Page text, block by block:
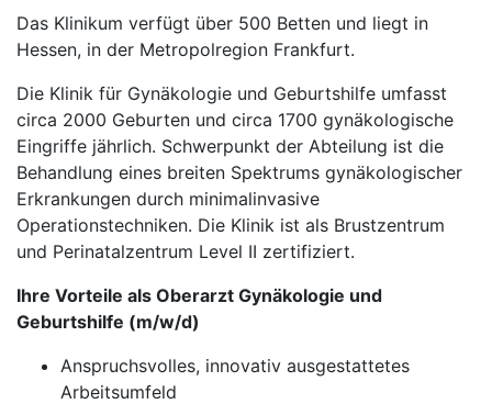
Das Klinikum verfügt über 500 Betten und liegt in
Hessen, in der Metropolregion Frankfurt.
Die Klinik für Gynäkologie und Geburtshilfe umfasst
circa 2000 Geburten und circa 1700 gynäkologische
Eingriffe jährlich. Schwerpunkt der Abteilung ist die
Behandlung eines breiten Spektrums gynäkologischer
Erkrankungen durch minimalinvasive
Operationstechniken. Die Klinik ist als Brustzentrum
und Perinatalzentrum Level II zertifiziert.
Ihre Vorteile als Oberarzt Gynäkologie und
Geburtshilfe (m/w/d)
Anspruchsvolles, innovativ ausgestattetes
Arbeitsumfeld